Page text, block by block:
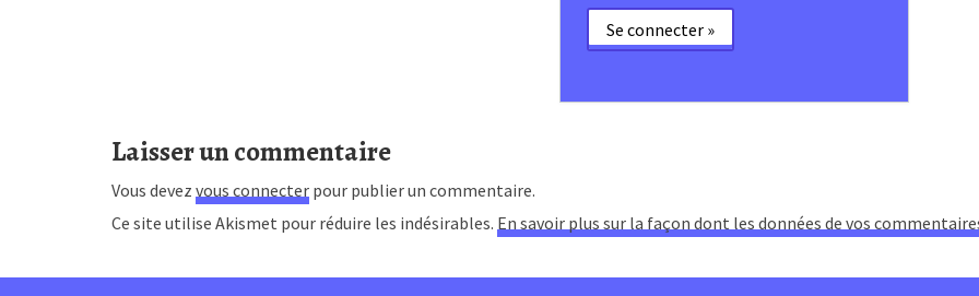
Laisser un commentaire
Vous devez vous connecter pour publier un commentaire.
Ce site utilise Akismet pour réduire les indésirables. En savoir plus sur la façon dont les données de vos